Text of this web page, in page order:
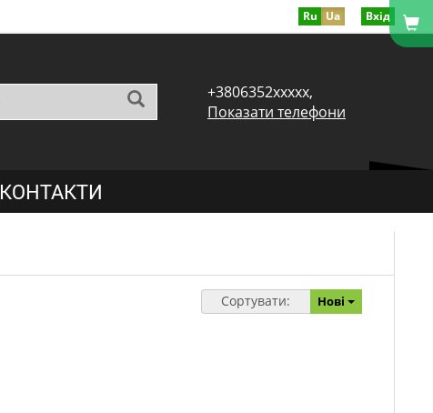
Ru Ua Вхід
+3806352xxxxx,
Показати телефони
КОНТАКТИ
Сортувати: Нові